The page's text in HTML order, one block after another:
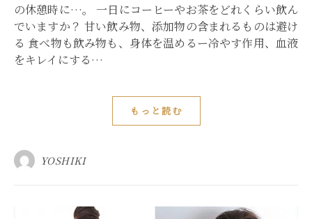
の休憩時に…。 一日にコーヒーやお茶をどれくらい飲ん
でいますか？ 甘い飲み物、添加物の含まれるものは避け
る 食べ物も飲み物も、身体を温めるー冷やす作用、血液
をキレイにする…
もっと読む
YOSHIKI